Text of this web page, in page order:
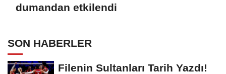
dumandan etkilendi
SON HABERLER
Filenin Sultanları Tarih Yazdı!